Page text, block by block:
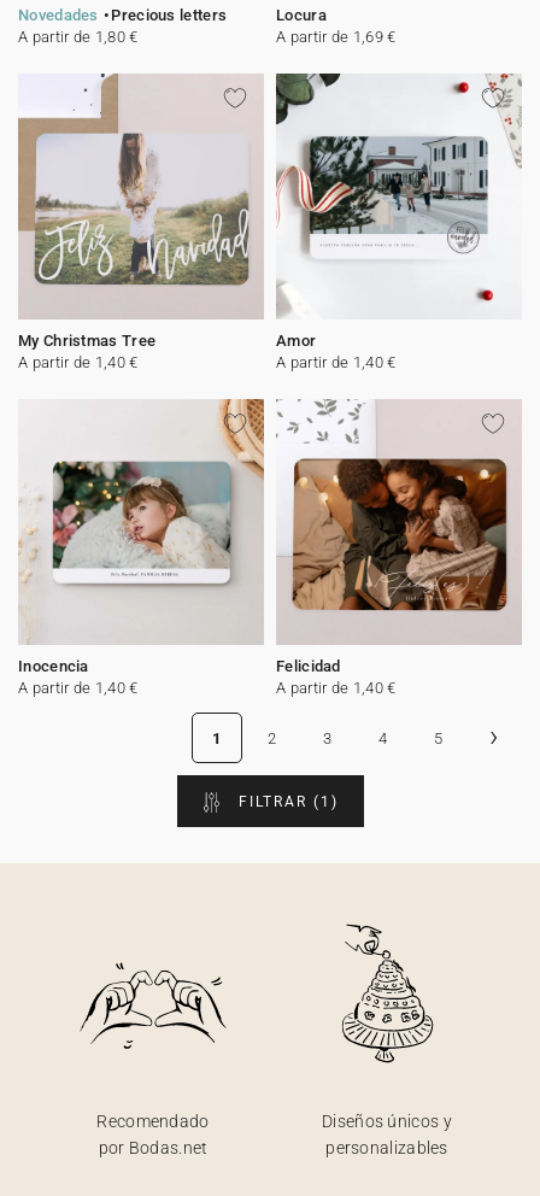
Novedades
Precious letters
A partir de 1,80 €
Locura
A partir de 1,69 €
My Christmas Tree
A partir de 1,40 €
Amor
A partir de 1,40 €
Inocencia
A partir de 1,40 €
Felicidad
A partir de 1,40 €
1 2 3 4 5 ›
FILTRAR (1)
Recomendado
por Bodas.net
Diseños únicos y
personalizables